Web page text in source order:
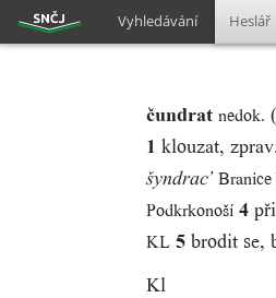
Vyhledávání Heslář
čundrat nedok. (
1 klouzat,
šyndrac’
Podkrkonoší 4
KL 5 brodit se,
Kl